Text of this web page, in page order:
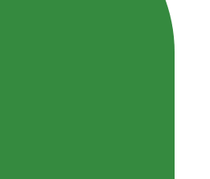
TAB)
NEUEM TAB)